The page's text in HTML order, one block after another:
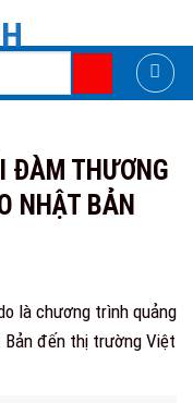
ĐÀM THƯƠNG
NHẬT BẢN
là chương trình quảng
Bản đến thị trường Việt